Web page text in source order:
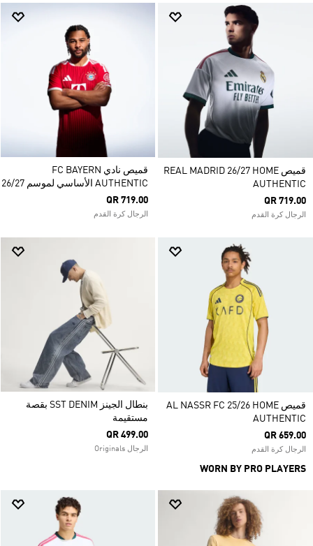
قميص REAL MADRID 26/27 HOME
AUTHENTIC
QR 719.00
الرجال كرة القدم
قميص نادي FC BAYERN
AUTHENTIC الأساسي لموسم 26/27
QR 719.00
الرجال كرة القدم
قميص AL NASSR FC 25/26 HOME
AUTHENTIC
QR 659.00
الرجال كرة القدم
WORN BY PRO PLAYERS
بنطال الجينز SST DENIM بقصة
مستقيمة
QR 499.00
الرجال Originals